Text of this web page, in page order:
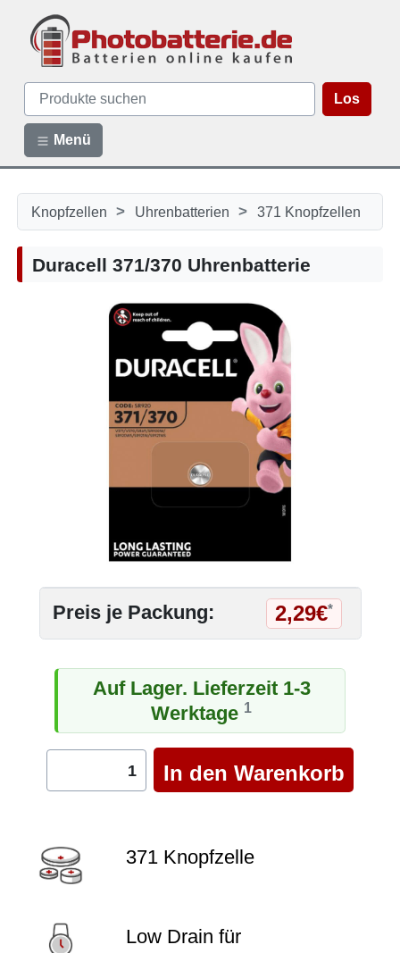
Los
Menü
Knopfzellen > Uhrenbatterien > 371 Knopfzellen
Duracell 371/370 Uhrenbatterie
Preis je Packung: 2,29€*
Auf Lager. Lieferzeit 1-3
Werktage 1
371 Knopfzelle
Low Drain für